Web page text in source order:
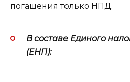
погашения только НПД.
В составе Единого
(ЕНП):